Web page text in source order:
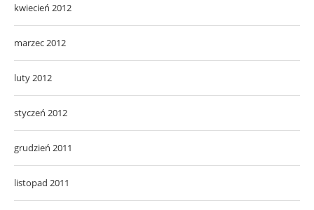
kwiecień 2012
marzec 2012
luty 2012
styczeń 2012
grudzień 2011
listopad 2011